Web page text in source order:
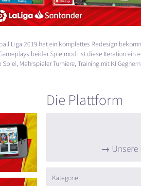
Liga 2019 hat ein komplettes Redesign
beider Spielmodi ist diese Iteration ein
Mehrspieler Turniere, Training mit KI
Die Plattform
Kategorie